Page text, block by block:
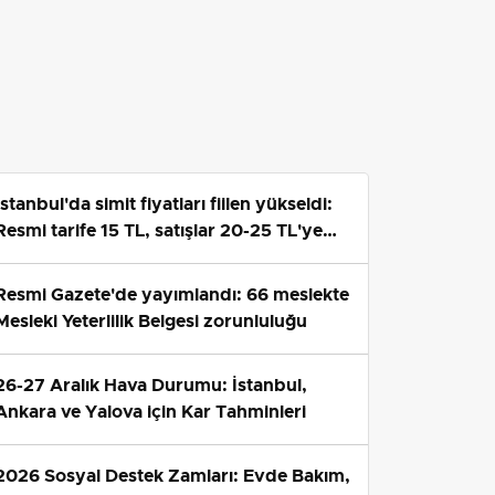
simit fiyatları fiilen yükseldi:
tarife 15 TL, satışlar 20-25 TL'ye
Gazete'de yayımlandı: 66 meslekte
Yeterlilik Belgesi zorunluluğu
27 Aralık Hava Durumu: İstanbul,
ve Yalova için Kar Tahminleri
Sosyal Destek Zamları: Evde Bakım,